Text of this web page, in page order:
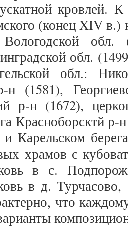
кровлей.
(конец XIV
обл.
обл.
обл.:
н (1581),
р-н (1672),
Красноборсктй р-
Карельском
храмов с
в с.
в д.
что